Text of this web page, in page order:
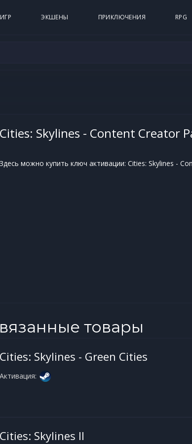
ЭКШЕНЫ ПРИКЛЮЧЕНИЯ RPG
Cities: Skylines - Content Creator
Здесь можно купить ключ активации: Cities: Skylines -
товары
Cities: Skylines - Green Cities
Активация:
Cities: Skylines II